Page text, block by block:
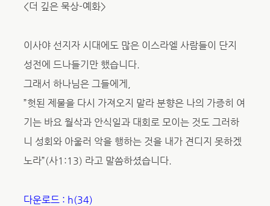
<더 깊은 묵상-예화>
이사야 선지자 시대에도 많은 이스라엘 사람들이 단지
성전에 드나들기만 했습니다.
그래서 하나님은 그들에게,
”헛된 제물을 다시 가져오지 말라 분향은 나의 가증히 여
기는 바요 월삭과 안식일과 대회로 모이는 것도 그러하
니 성회와 아울러 악을 행하는 것을 내가 견디지 못하겠
노라”(사1:13) 라고 말씀하셨습니다.
다운로드 : h(34)